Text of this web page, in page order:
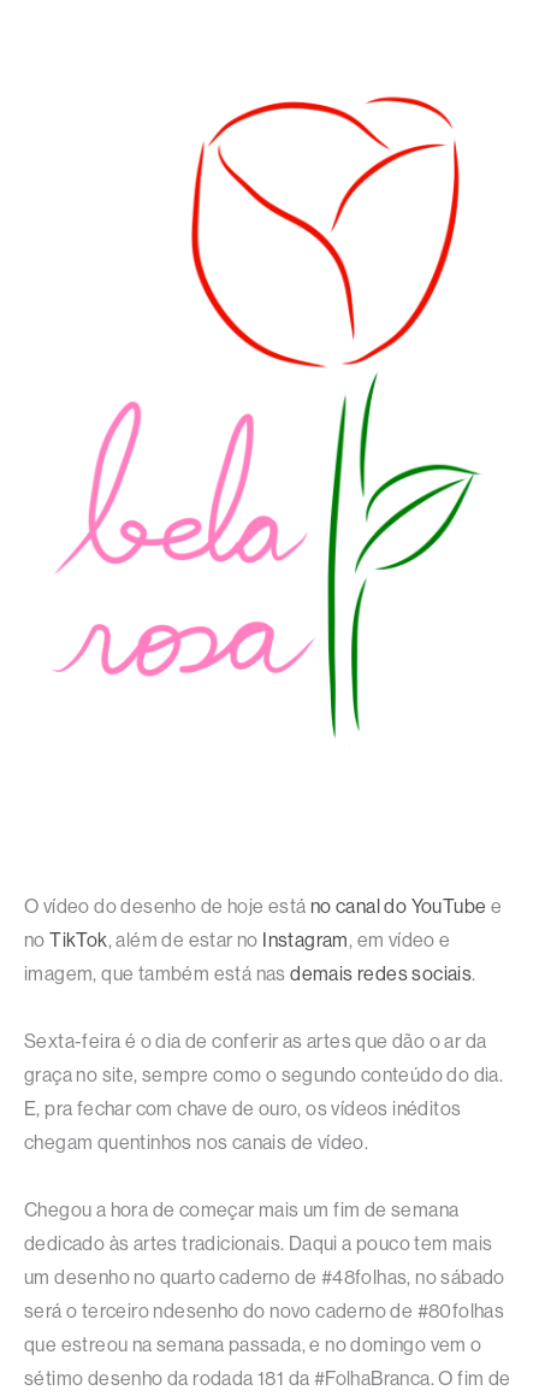
O vídeo do desenho de hoje está no canal do YouTube e
noTikTok, além de estar no Instagram, em vídeo e
imagem, que também está nasdemais redes sociais.
Sexta-feira é o dia de conferir as artes que dão o ar da
graça no site, sempre como o segundo conteúdo do dia.
E, pra fechar com chave de ouro, os vídeos inéditos
chegam quentinhos nos canais de vídeo.
Chegou a hora de começar mais um fim de semana
dedicado às artes tradicionais. Daqui a pouco tem mais
um desenho no quarto caderno de #48folhas, no sábado
será o terceiro ndesenho do novo caderno de #80folhas
que estreou na semana passada, e no domingo vem o
sétimo desenho da rodada 181 da #FolhaBranca. O fim de